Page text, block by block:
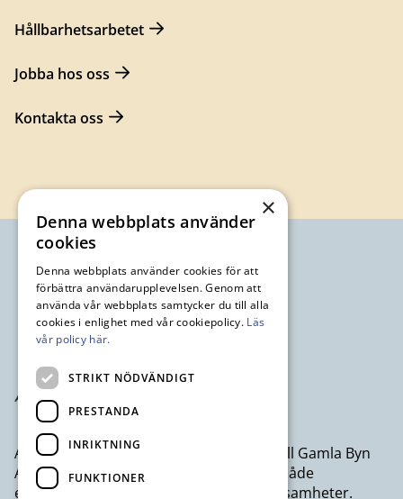
Hållbarhetsarbetet
Jobba hos oss
Kontakta oss
Avesta Industristad AB ett dotterbolag till Gamla Byn
AB som erbjuder kontor och lokaler till både
egenföretagare och större företagsverksamheter.
×
Denna webbplats använder
cookies
Denna webbplats använder cookies för att
förbättra användarupplevelsen. Genom att
använda vår webbplats samtycker du till alla
cookies i enlighet med vår cookiepolicy. Läs
vår policy här.
STRIKT NÖDVÄNDIGT
PRESTANDA
INRIKTNING
FUNKTIONER